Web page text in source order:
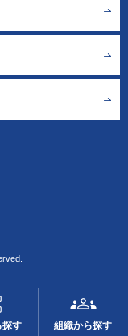
探す 組織から探す